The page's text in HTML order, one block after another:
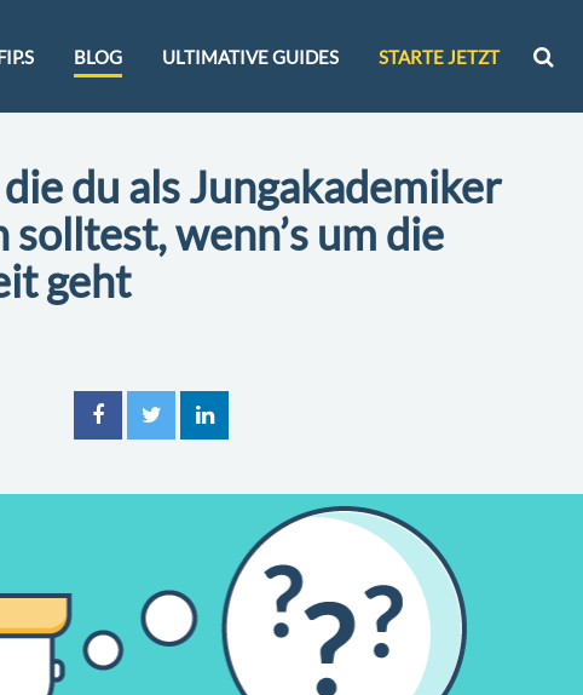
BLOG ULTIMATIVE GUIDES STARTE JETZT
du als Jungakademiker
solltest, wenn’s um die
geht